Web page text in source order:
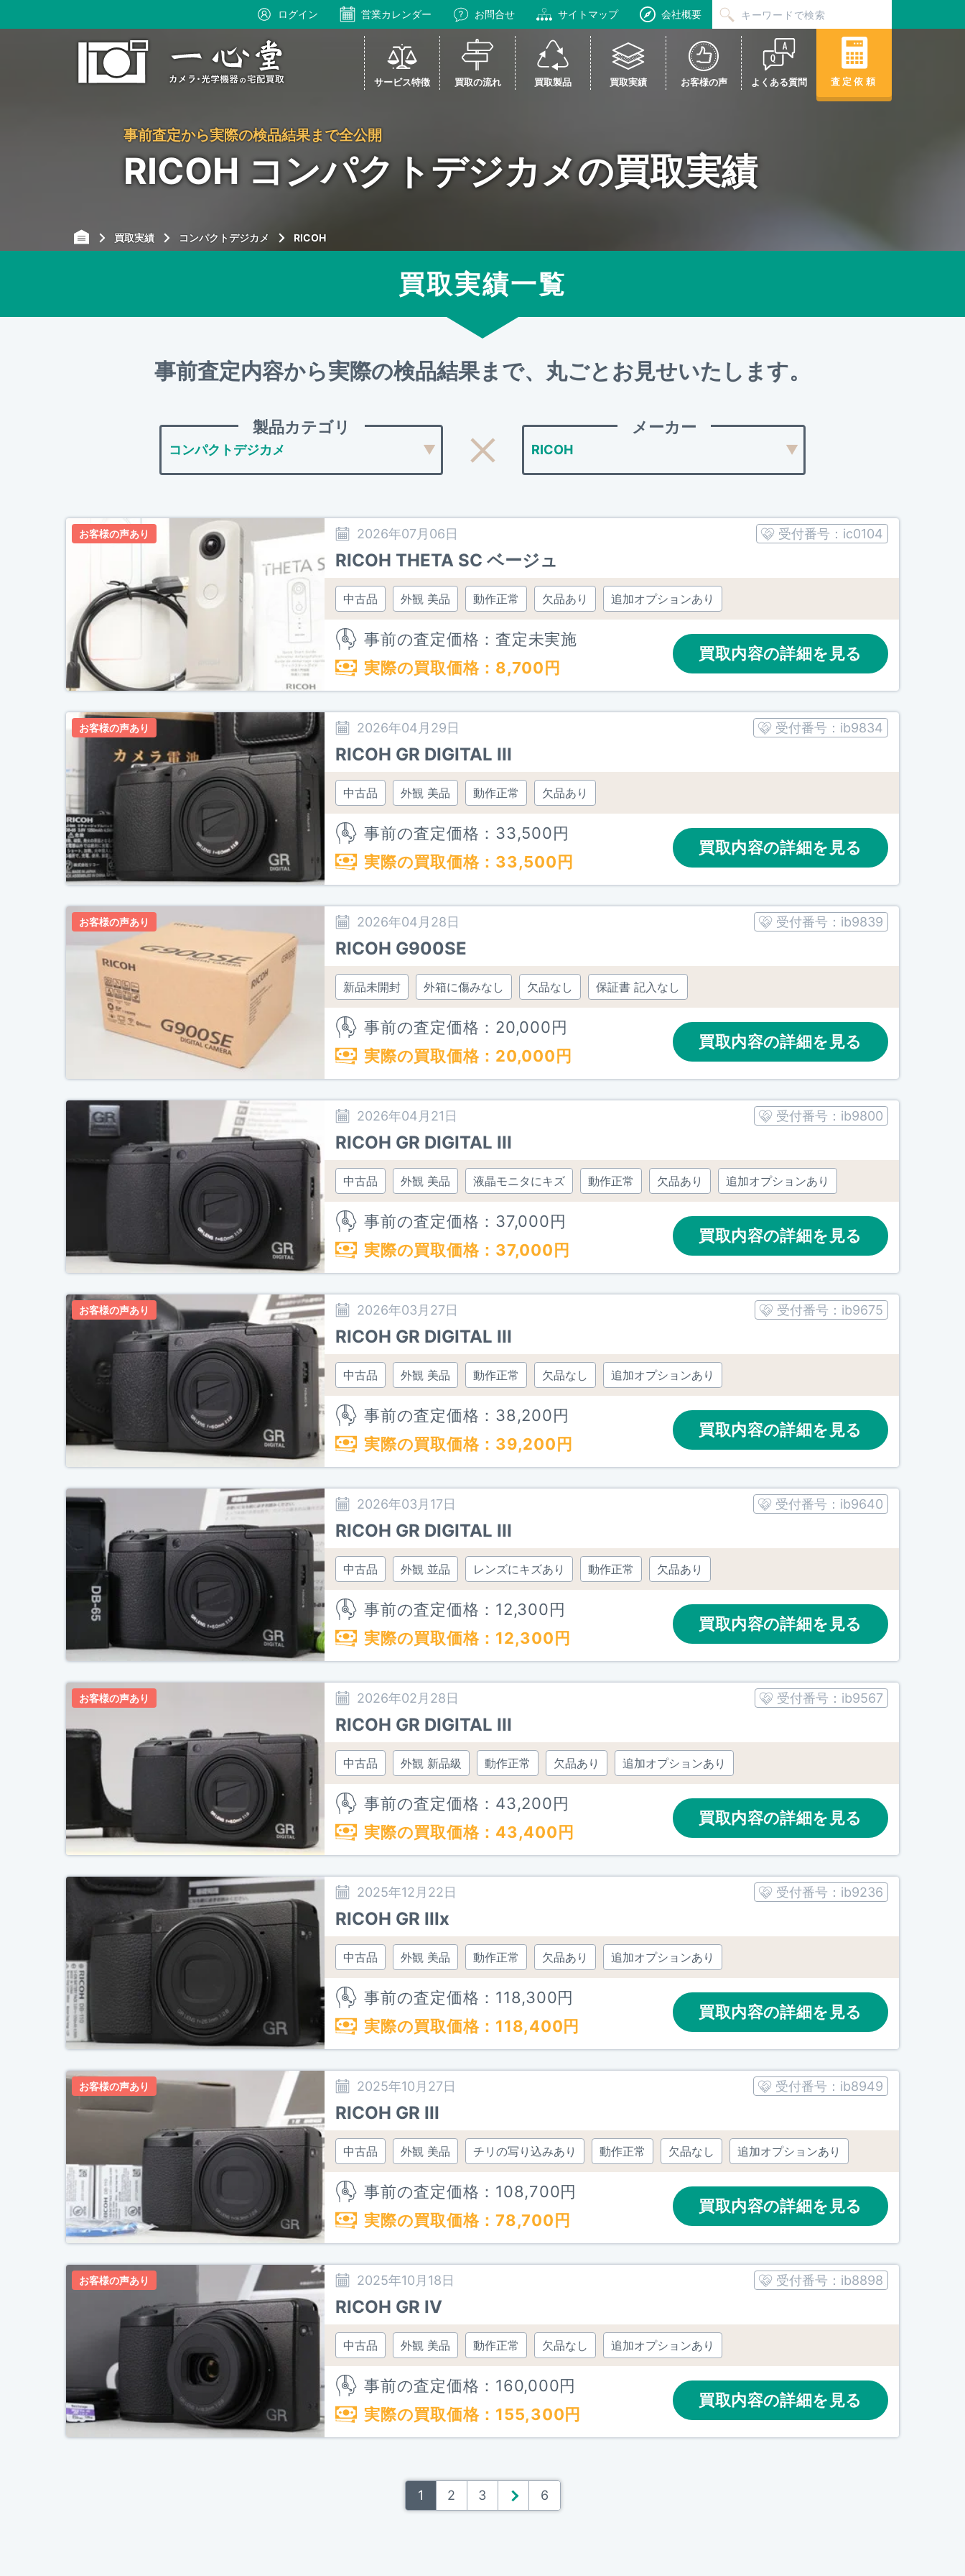
ログイン 営業カレンダー お問合せ サイトマップ 会社概要
サービス特徴 買取の流れ 買取製品 買取実績 お客様の声 よくある質問 査定依頼
事前査定から実際の検品結果まで全公開
RICOH コンパクトデジカメの買取実績
買取実績 コンパクトデジカメ RICOH
買取実績一覧
事前査定内容から実際の検品結果まで、 丸ごとお見せいたします。
製品カテゴリ メーカー
お客様の声あり 2026年07月06日 受付番号： ic0104
RICOH THETA SC ベージュ
中古品 外観 美品 動作正常 欠品あり 追加オプションあり
事前の査定価格：査定未実施
実際の買取価格： 8,700円
買取内容の詳細を見る
お客様の声あり 2026年04月29日 受付番号： ib9834
RICOH GR DIGITAL III
中古品 外観 美品 動作正常 欠品あり
事前の査定価格： 33,500円
実際の買取価格： 33,500円
買取内容の詳細を見る
お客様の声あり 2026年04月28日 受付番号： ib9839
RICOH G900SE
新品未開封 外箱に傷みなし 欠品なし 保証書 記入なし
事前の査定価格： 20,000円
実際の買取価格： 20,000円
買取内容の詳細を見る
2026年04月21日 受付番号： ib9800
RICOH GR DIGITAL III
中古品 外観 美品 液晶モニタにキズ 動作正常 欠品あり 追加オプションあり
事前の査定価格： 37,000円
実際の買取価格： 37,000円
買取内容の詳細を見る
お客様の声あり 2026年03月27日 受付番号： ib9675
RICOH GR DIGITAL III
中古品 外観 美品 動作正常 欠品なし 追加オプションあり
事前の査定価格： 38,200円
実際の買取価格： 39,200円
買取内容の詳細を見る
2026年03月17日 受付番号： ib9640
RICOH GR DIGITAL III
中古品 外観 並品 レンズにキズあり 動作正常 欠品あり
事前の査定価格： 12,300円
実際の買取価格： 12,300円
買取内容の詳細を見る
お客様の声あり 2026年02月28日 受付番号： ib9567
RICOH GR DIGITAL III
中古品 外観 新品級 動作正常 欠品あり 追加オプションあり
事前の査定価格： 43,200円
実際の買取価格： 43,400円
買取内容の詳細を見る
2025年12月22日 受付番号： ib9236
RICOH GR IIIx
中古品 外観 美品 動作正常 欠品あり 追加オプションあり
事前の査定価格： 118,300円
実際の買取価格： 118,400円
買取内容の詳細を見る
お客様の声あり 2025年10月27日 受付番号： ib8949
RICOH GR III
中古品 外観 美品 チリの写り込みあり 動作正常 欠品なし 追加オプションあり
事前の査定価格： 108,700円
実際の買取価格： 78,700円
買取内容の詳細を見る
お客様の声あり 2025年10月18日 受付番号： ib8898
RICOH GR IV
中古品 外観 美品 動作正常 欠品なし 追加オプションあり
事前の査定価格： 160,000円
実際の買取価格： 155,300円
買取内容の詳細を見る
1 2 3 ＞ 6